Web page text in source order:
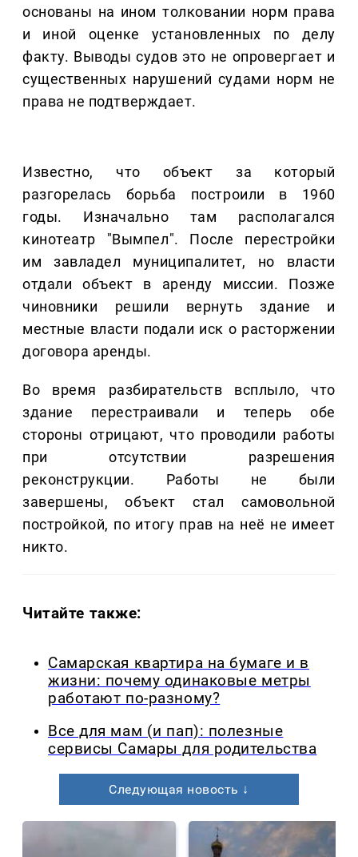
основаны на ином толковании норм права
и иной оценке установленных по делу
факту. Выводы судов это не опровергает и
существенных нарушений судами норм не
права не подтверждает.
Известно, что объект за который
разгорелась борьба построили в 1960
годы. Изначально там располагался
кинотеатр "Вымпел". После перестройки
им завладел муниципалитет, но власти
отдали объект в аренду миссии. Позже
чиновники решили вернуть здание и
местные власти подали иск о расторжении
договора аренды.
Во время разбирательств всплыло, что
здание перестраивали и теперь обе
стороны отрицают, что проводили работы
при отсутствии разрешения
реконструкции. Работы не были
завершены, объект стал самовольной
постройкой, по итогу прав на неё не имеет
никто.
Читайте также:
Самарская квартира на бумаге и в
жизни: почему одинаковые метры
работают по-разному?
Все для мам (и пап): полезные
сервисы Самары для родительства
Следующая новость ↓